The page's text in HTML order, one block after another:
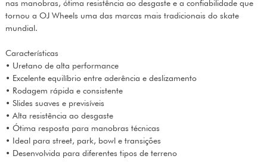
nas manobras, ótima resistência ao desgaste e a confiabilidade que
tornou a OJ Wheels uma das marcas mais tradicionais do skate
mundial.
Características
• Uretano de alta performance
• Excelente equilíbrio entre aderência e deslizamento
• Rodagem rápida e consistente
• Slides suaves e previsíveis
• Alta resistência ao desgaste
• Ótima resposta para manobras técnicas
• Ideal para street, park, bowl e transições
• Desenvolvida para diferentes tipos de terreno